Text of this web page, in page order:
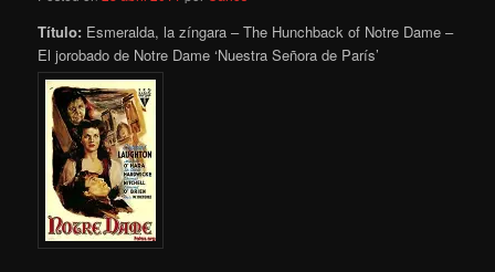
Título: Esmeralda, la zíngara – The Hunchback of Notre Dame –
El jorobado de Notre Dame ‘Nuestra Señora de París’